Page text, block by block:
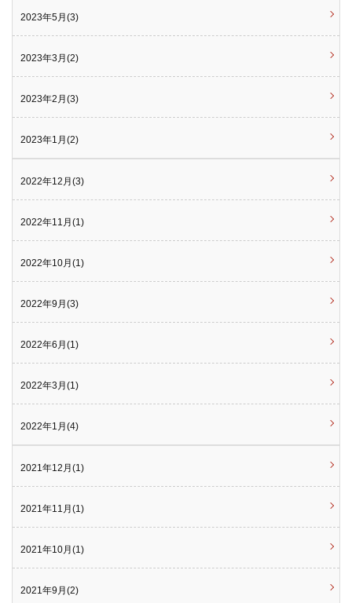
2023年5月(3)
2023年3月(2)
2023年2月(3)
2023年1月(2)
2022年12月(3)
2022年11月(1)
2022年10月(1)
2022年9月(3)
2022年6月(1)
2022年3月(1)
2022年1月(4)
2021年12月(1)
2021年11月(1)
2021年10月(1)
2021年9月(2)